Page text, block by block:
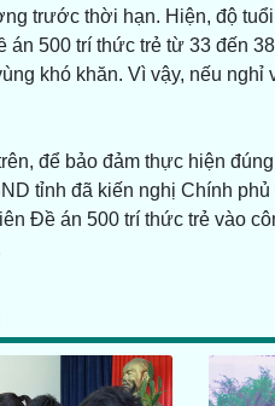
trước thời hạn. Hiện, độ tuổi
án 500 trí thức trẻ từ 33 đến
khó khăn. Vì vậy, nếu
để bảo đảm thực hiện
tỉnh đã kiến nghị Chính
Đề án 500 trí thức trẻ vào